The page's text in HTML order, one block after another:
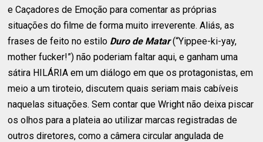
e Caçadores de Emoção para comentar as próprias
situações do filme de forma muito irreverente. Aliás, as
frases de feito no estilo Duro de Matar(“Yippee-ki-yay,
mother fucker!”) não poderiam faltar aqui, e ganham uma
sátira HILÁRIA em um diálogo em que os protagonistas, em
meio a um tiroteio, discutem quais seriam mais cabíveis
naquelas situações. Sem contar que Wright não deixa piscar
os olhos para a plateia ao utilizar marcas registradas de
outros diretores, como a câmera circular angulada de